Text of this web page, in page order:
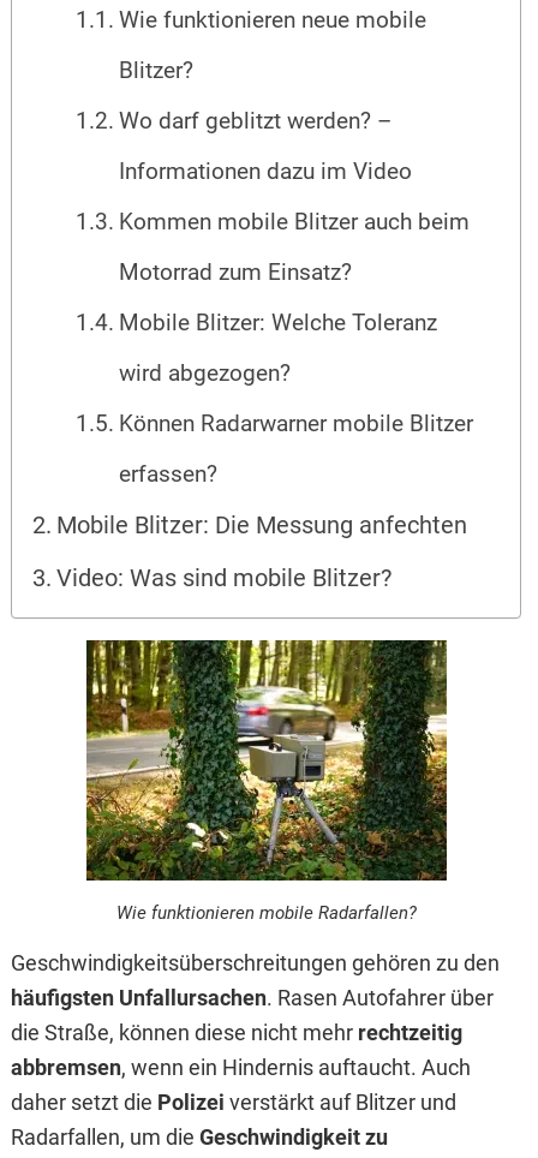
Wie funktionieren neue mobile
Blitzer?
Wo darf geblitzt werden? –
Informationen dazu im Video
Kommen mobile Blitzer auch beim
Motorrad zum Einsatz?
Mobile Blitzer: Welche Toleranz
wird abgezogen?
Können Radarwarner mobile Blitzer
erfassen?
Mobile Blitzer: Die Messung anfechten
Video: Was sind mobile Blitzer?
Wie funktionieren mobile Radarfallen?
Geschwindigkeitsüberschreitungen gehören zu den
häufigsten Unfallursachen. Rasen Autofahrer über
die Straße, können diese nicht mehr rechtzeitig
abbremsen, wenn ein Hindernis auftaucht. Auch
daher setzt die Polizei verstärkt auf Blitzer und
Radarfallen, um die Geschwindigkeit zu